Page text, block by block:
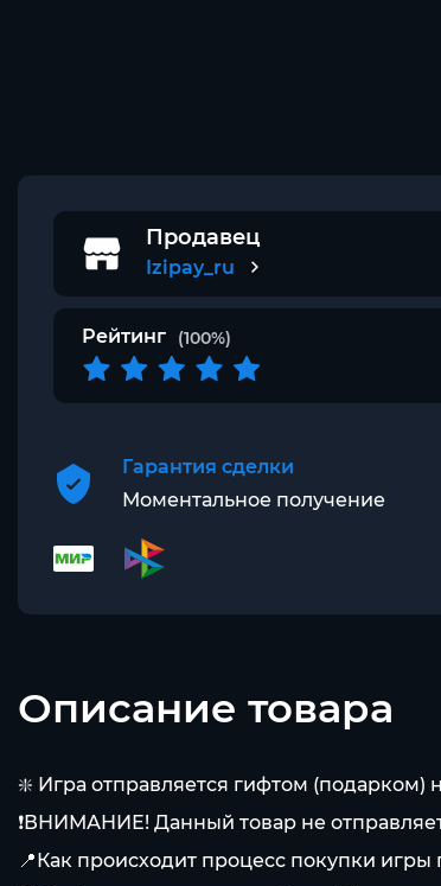
Продавец
Izipay_ru
Рейтинг (100%)
Гарантия сделки
Моментальное получение
Описание товара
❇️ Игра отправляется гифтом (подарком)
❗ВНИМАНИЕ! Данный товар не
📍Как происходит процесс покупки игры